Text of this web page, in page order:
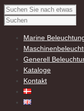
Marine
Generell
Kataloge
Kontakt